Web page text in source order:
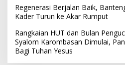
Regenerasi Berjalan Baik,
Kader Turun ke Akar Rumput
Rangkaian HUT dan Bulan
Syalom Karombasan Dimulai,
Bagi Tuhan Yesus